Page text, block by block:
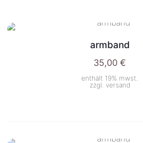
armband
35,00 €
enthält 19% mwst.
zzgl. versand